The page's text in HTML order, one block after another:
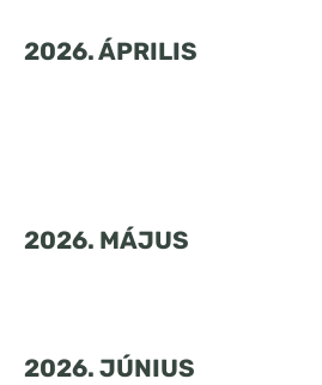
2026. ÁPRILIS
2026. MÁJUS
2026. JÚNIUS